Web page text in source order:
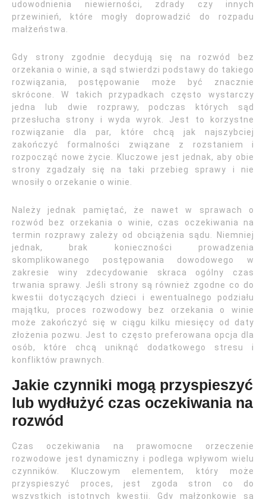
udowodnienia niewierności, zdrady czy innych
przewinień, które mogły doprowadzić do rozpadu
małżeństwa.
Gdy strony zgodnie decydują się na rozwód bez
orzekania o winie, a sąd stwierdzi podstawy do takiego
rozwiązania, postępowanie może być znacznie
skrócone. W takich przypadkach często wystarczy
jedna lub dwie rozprawy, podczas których sąd
przesłucha strony i wyda wyrok. Jest to korzystne
rozwiązanie dla par, które chcą jak najszybciej
zakończyć formalności związane z rozstaniem i
rozpocząć nowe życie. Kluczowe jest jednak, aby obie
strony zgadzały się na taki przebieg sprawy i nie
wnosiły o orzekanie o winie.
Należy jednak pamiętać, że nawet w sprawach o
rozwód bez orzekania o winie, czas oczekiwania na
termin rozprawy zależy od obciążenia sądu. Niemniej
jednak, brak konieczności prowadzenia
skomplikowanego postępowania dowodowego w
zakresie winy zdecydowanie skraca ogólny czas
trwania sprawy. Jeśli strony są również zgodne co do
kwestii dotyczących dzieci i ewentualnego podziału
majątku, proces rozwodowy bez orzekania o winie
może zakończyć się w ciągu kilku miesięcy od daty
złożenia pozwu. Jest to często preferowana opcja dla
osób, które chcą uniknąć dodatkowego stresu i
konfliktów prawnych.
Jakie czynniki mogą przyspieszyć
lub wydłużyć czas oczekiwania na
rozwód
Czas oczekiwania na prawomocne orzeczenie
rozwodowe jest dynamiczny i podlega wpływom wielu
czynników. Kluczowym elementem, który może
przyspieszyć proces, jest zgoda stron co do
wszystkich istotnych kwestii. Gdy małżonkowie są